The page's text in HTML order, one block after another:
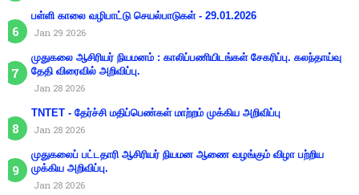
பள்ளி காலை வழிபாட்டு செயல்பாடுகள் - 29.01.2026
Jan 29 2026
முதுகலை ஆசிரியர் நியமனம் : காலிப்பணியிடங்கள் சேகரிப்பு. கலந்தாய்வு
தேதி விரைவில் அறிவிப்பு.
Jan 28 2026
TNTET - தேர்ச்சி மதிப்பெண்கள் மாற்றம் முக்கிய அறிவிப்பு
Jan 28 2026
முதுகலைப் பட்டதாரி ஆசிரியர் நியமன ஆணை வழங்கும் விழா பற்றிய
முக்கிய அறிவிப்பு.
Jan 28 2026